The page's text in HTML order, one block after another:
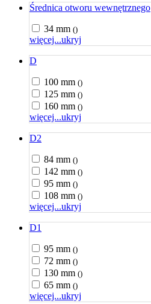
Średnica otworu wewnętrznego
34 mm ()
więcej...ukryj
D
100 mm ()
125 mm ()
160 mm ()
więcej...ukryj
D2
84 mm ()
142 mm ()
95 mm ()
108 mm ()
więcej...ukryj
D1
95 mm ()
72 mm ()
130 mm ()
65 mm ()
więcej...ukryj